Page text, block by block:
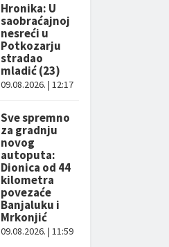
Hronika: U
saobraćajnoj
nesreći u
Potkozarju
stradao
mladić (23)
09.08.2026. | 12:17
Sve spremno
za gradnju
novog
autoputa:
Dionica od 44
kilometra
povezaće
Banjaluku i
Mrkonjić
09.08.2026. | 11:59